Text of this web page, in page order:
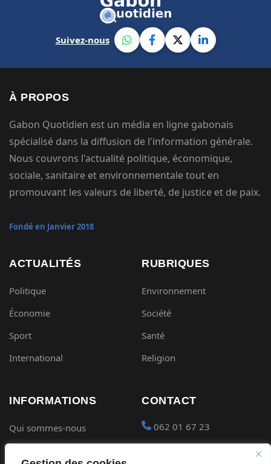
Suivez-nous
À PROPOS
Gabon Quotidien est un média en ligne gabonais
spécialisé dans la diffusion de l'information générale.
Nous couvrons l'actualité politique, économique,
sociale, sanitaire et environnementale tout en
promouvant les valeurs de liberté, de justice et de paix.
Fondé en Janvier 2018
ACTUALITÉS
Politique
Économie
Sport
International
RUBRIQUES
Environnement
Société
Santé
Religion
INFORMATIONS
Qui sommes-nous
CONTACT
062 01 67 23